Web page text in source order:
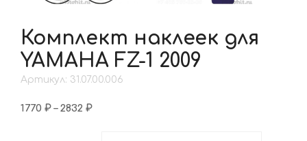
Комплект наклеек для
YAMAHA FZ-1 2009
Артикул: 31.07.00.006
1770 ₽ – 2832 ₽Диапазон